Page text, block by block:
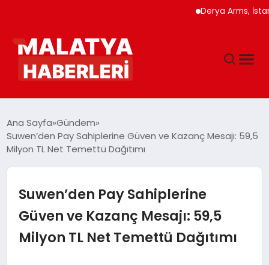
Derya Arms, İstanbul
GÜNDEM
DÜNYA
EĞITIM
Ana Sayfa Gündem
Suwen’den Pay Sahiplerine Güven ve Kazanç Mesajı: 59,5
Milyon TL Net Temettü Dağıtımı
Suwen’den Pay Sahiplerine
Güven ve Kazanç Mesajı: 59,5
Milyon TL Net Temettü Dağıtımı